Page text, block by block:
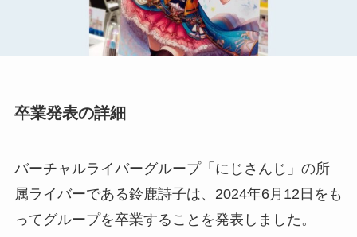
卒業発表の詳細
バーチャルライバーグループ「にじさんじ」の所
属ライバーである鈴鹿詩子は、2024年6月12日をも
ってグループを卒業することを発表しました。